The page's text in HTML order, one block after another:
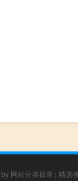
网站分类目录 | 精选